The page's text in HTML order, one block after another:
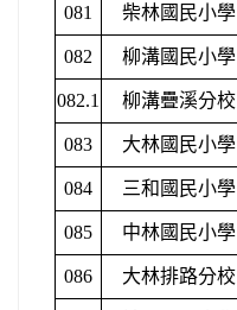
081 柴林國民小學
082 柳溝國民小學
082.1 柳溝疊溪分校
083 大林國民小學
084 三和國民小學
085 中林國民小學
086 大林排路分校